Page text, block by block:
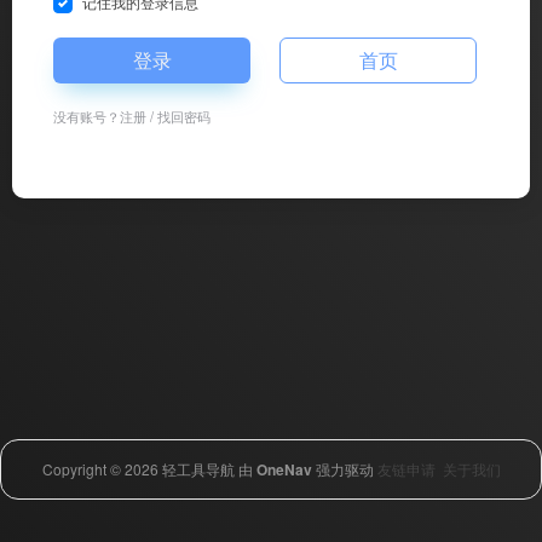
登录 首页
没有账号？注册/找回密码
Copyright © 2026 轻工具导航 由 OneNav强力驱动 友链申请 关于我们